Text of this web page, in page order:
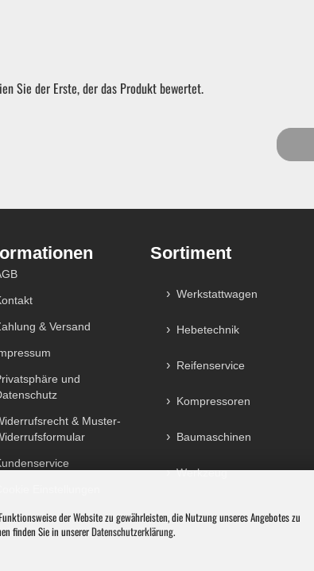
der Website zu gewährleisten, die Nutzung unseres Angebotes zu
finden Sie in unsererDatenschutzerklärung.
Sie der Erste, der das Produkt bewertet.
& Versand
und
& Muster-
Sortiment
Werkstattwagen
Hebetechnik
Reifenservice
Kompressoren
Baumaschinen
Werkzeug